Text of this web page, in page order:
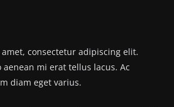
consectetur adipiscing elit.
mi erat tellus lacus. Ac
diam eget varius.